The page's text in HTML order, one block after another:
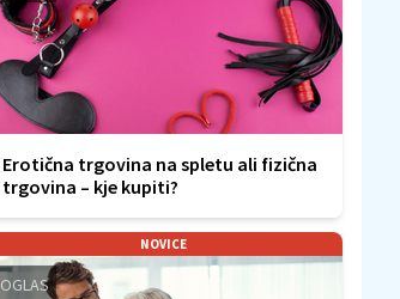
Erotična trgovina na spletu ali fizična
trgovina – kje kupiti?
NOVICE
OGLAS